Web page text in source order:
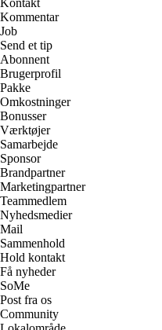
Kontakt
Kommentar
Job
Send et tip
Abonnent
Brugerprofil
Pakke
Omkostninger
Bonusser
Værktøjer
Samarbejde
Sponsor
Brandpartner
Marketingpartner
Teammedlem
Nyhedsmedier
Mail
Sammenhold
Hold kontakt
Få nyheder
SoMe
Post fra os
Community